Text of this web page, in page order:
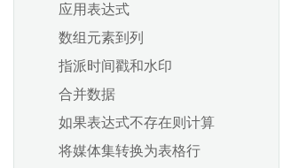
Palantir Foundry Connector
2.0 以 SAP 应用的管理控制台
2.0 以 SAP 应用程序的参数
设置和配置清理任务
授权角色
备份和恢复 Palantir Foundry
使用代码库创建媒体集批处理
管道
使用Pipeline Builder创建增量
管道
Spark UI [测试版]
理解计算使用情况
原生加速
应用Spark配置文件
Spark配置文件参考
概述
添加数据集
自动生成输入数据
批量输入数据集的计算模式
概览
应用表达式
数组元素到列
指派时间戳和水印
合并数据
如果表达式不存在则计算
将媒体集转换为表格行